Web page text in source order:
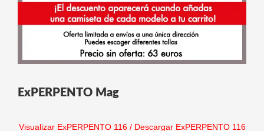
ExPERPENTO Mag
Visualizar ExPERPENTO 116/ Descargar ExPERPENTO 116